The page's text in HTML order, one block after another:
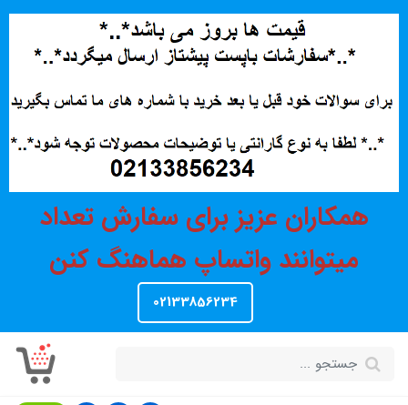
همکاران عزیز برای سفارش تعداد
میتوانند واتساپ هماهنگ کنن
02133856234